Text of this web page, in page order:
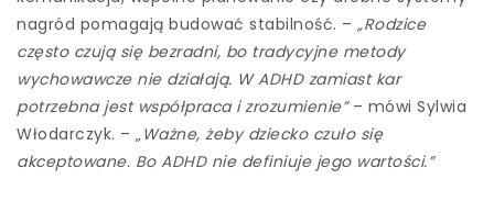
nagród pomagają budować stabilność. – „Rodzice
często czują się bezradni, bo tradycyjne metody
wychowawcze nie działają. W ADHD zamiast kar
potrzebna jest współpraca i zrozumienie” – mówi Sylwia
Włodarczyk. – „Ważne, żeby dziecko czuło się
akceptowane. Bo ADHD nie definiuje jego wartości.”